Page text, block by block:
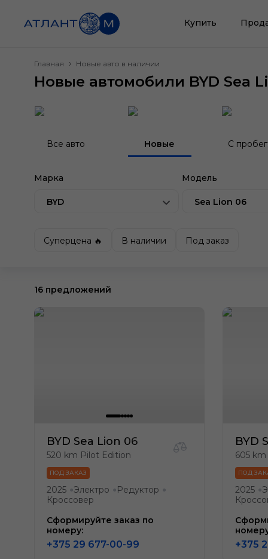
Купить
Главная Новые авто в наличии
Новые автомобили BYD Sea
Все авто Новые С
Марка
BYD
Модель
Sea Lion 06
Суперцена 🔥 В наличии Под заказ
16 предложений
BYD Sea Lion 06
520 km Pilot Edition
ПОД ЗАКАЗ
2025 ●Электро ● Редуктор ●
Кроссовер
Сформируйте заказ по
номеру:
+375 29 677-00-99
BYD
605
ПОД
2025 ●
+375